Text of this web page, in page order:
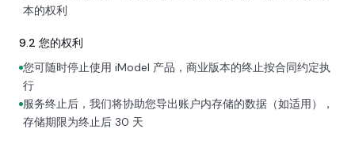
本的权利
9.2 您的权利
您可随时停止使用 iModel 产品，商业版本的终止按合同约定执
行
服务终止后，我们将协助您导出账户内存储的数据（如适用），
存储期限为终止后 30 天